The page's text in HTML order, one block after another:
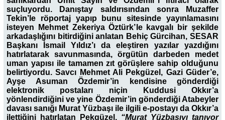
suçluyordu. Danıştay saldırısından sonra Muzaffer
Tekin’le röportaj yapıp bunu sitesinde yayınlamasını
isteyen Mehmet Zekeriya Öztürk’le kavgalı bir şekilde
arkadaşlığını bitirdiğini anlatan Behiç Gürcihan, SESAR
Başkanı İsmail Yıldız’ı da eleştiren yazılar yazdığını
hatırlatarak savunmasında, örgütün darbeden medet
uman yapısı ile tamamen zıt görüşlere sahip olduğunu
belirtiyordu. Savcı Mehmet Ali Pekgüzel, Gazi Güder’e,
Ayşe Asuman Özdemir’in kendisine gönderdiği
elektronik postaları niçin Kuddusi Okkır’a
yönlendirdiğini ve yine Özdemir’in gönderdiği Atabeyler
davası sanığı Murat Yüzbaşı ile ilgili e-postayı da Okkır’a
ilettiğini hatırlatan Pekgüzel, “Murat Yüzbaşıyı tanıyor